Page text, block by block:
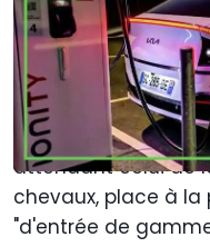
Après un
premier
EV6dans sa version
attendant celui de
chevaux, place à la
"d'entrée de